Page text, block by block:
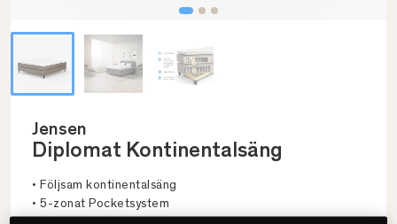
Jensen
Diplomat Kontinentalsäng
• Följsam kontinentalsäng
• 5-zonat Pocketsystem